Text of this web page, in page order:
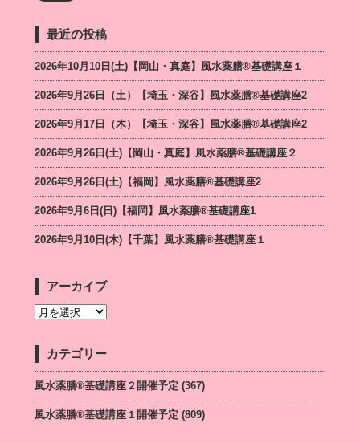
最近の投稿
2026年10月10日(土)【岡山・真庭】風水薬膳®基礎講座１
2026年9月26日（土）【埼玉・深谷】風水薬膳®基礎講座2
2026年9月17日（木）【埼玉・深谷】風水薬膳®基礎講座2
2026年9月26日(土)【岡山・真庭】風水薬膳®基礎講座２
2026年9月26日(土)【福岡】風水薬膳®︎基礎講座2
2026年9月6日(日)【福岡】風水薬膳®︎基礎講座1
2026年9月10日(木)【千葉】風水薬膳®︎基礎講座１
アーカイブ
カテゴリー
風水薬膳®基礎講座２開催予定 (367)
風水薬膳®基礎講座１開催予定 (809)